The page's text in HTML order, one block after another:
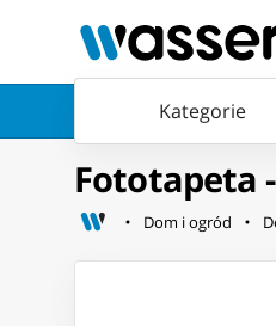
Kategorie
Fototapeta
Dom i ogród